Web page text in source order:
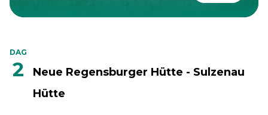
DAG
2
Neue Regensburger Hütte - Sulzenau
Hütte